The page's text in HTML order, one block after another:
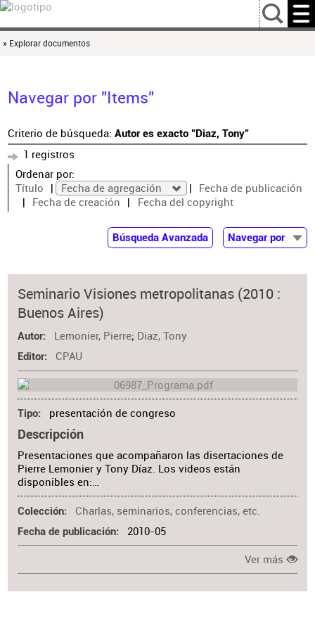
…
» Explorar documentos
Navegar por "Items"
Criterio de búsqueda: Autor es exacto "Diaz, Tony"
1 registros
Ordenar por:
Título
Fecha de agregación
Fecha de publicación
Fecha de creación
Fecha del copyright
Búsqueda Avanzada
Navegar por
Autor
Colaborador
Seminario Visiones metropolitanas (2010 :
Buenos Aires)
Autor Lemonier, Pierre; Diaz, Tony
Editor CPAU
Tipo presentación de congreso
Descripción
Presentaciones que acompañaron las disertaciones de
Pierre Lemonier y Tony Díaz. Los videos están
disponibles en:…
Colección Charlas, seminarios, conferencias, etc.
Fecha de publicación 2010-05
Ver más